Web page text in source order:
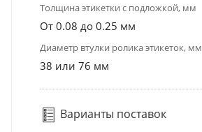
Толщина этикетки с подложкой, мм
От 0.08 до 0.25 мм
Диаметр втулки ролика этикеток, мм
38 или 76 мм
Варианты поставок